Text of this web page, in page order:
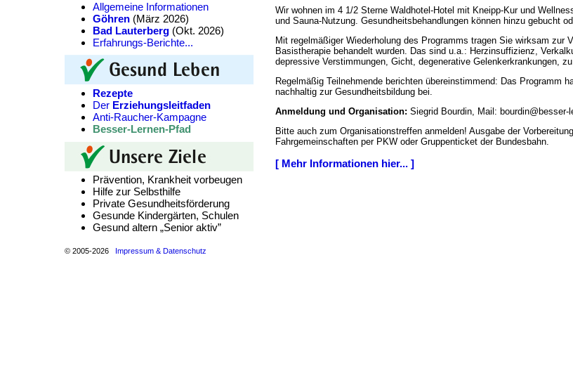
Allgemeine Informationen
Göhren (März 2026)
Bad Lauterberg (Okt. 2026)
Erfahrungs-Berichte...
Rezepte
Der Erziehungsleitfaden
Anti-Raucher-Kampagne
Besser-Lernen-Pfad
Prävention, Krankheit vorbeugen
Hilfe zur Selbsthilfe
Private Gesundheitsförderung
Gesunde Kindergärten, Schulen
Gesund altern „Senior aktiv”
© 2005-2026 Impressum & Datenschutz
Wir wohnen im 4 1/2 Sterne Waldhotel-Hotel mit Kneipp-Kur und
und Sauna-Nutzung. Gesundheitsbehandlungen können hinzu gebucht
Mit regelmäßiger Wiederholung des Programms tragen Sie wirksam
Basistherapie behandelt wurden. Das sind u.a.: Herzinsuffizienz,
depressive Verstimmungen, Gicht, degenerative Gelenkerkrankungen,
Regelmäßig Teilnehmende berichten übereinstimmend: Das Programm
nachhaltig zur Gesundheitsbildung bei.
Anmeldung und Organisation: Siegrid Bourdin, Mail: bourdin@besser-
Bitte auch zum Organisationstreffen anmelden! Ausgabe der
Fahrgemeinschaften per PKW oder Gruppenticket der Bundesbahn.
[ Mehr Informationen hier... ]